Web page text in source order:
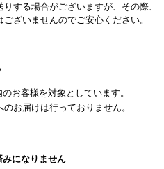
する場合がございますが、その際、
ざいませんのでご安心ください。
お客様を対象としています。
お届けは行っておりません。
みになりません